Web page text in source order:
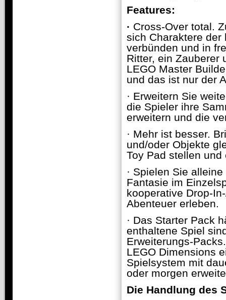
Features:
· Cross-Over total.
sich Charaktere der
verbünden und in
Ritter, ein Zauberer
LEGO Master
und das ist nur der
· Erweitern Sie
die Spieler ihre
erweitern und die
· Mehr ist besser.
und/oder Objekte
Toy Pad stellen
· Spielen Sie
Fantasie im
kooperative Drop-
Abenteuer erleben.
· Das Starter Pack
enthaltene Spiel
Erweiterungs-
LEGO Dimensions
Spielsystem mit
oder morgen
Die Handlung des